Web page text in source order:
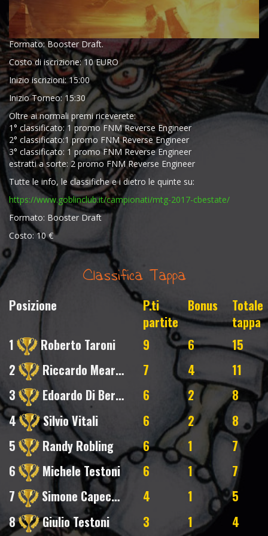
Formato: Booster Draft.
Costo di iscrizione: 10 EURO
Inizio iscrizioni: 15:00
Inizio Torneo: 15:30
Oltre ai normali premi riceverete:
1° classificato: 1 promo FNM Reverse Engineer
2° classificato:1 promo FNM Reverse Engineer
3° classificato: 1 promo FNM Reverse Engineer
estratti a sorte: 2 promo FNM Reverse Engineer
Tutte le info, le classifiche e i dietro le quinte su:
https://www.goblinclub.it/campionati/mtg-2017-cbestate/
Formato: Booster Draft
Costo: 10 €
Classifica Tappa
Posizione
P.ti
partite
Bonus
Totale
tappa
1
Roberto Taroni 9 6
15
2
Riccardo Mearini 7 4
11
3
Edoardo Di Bernardo 6 2
8
4
Silvio Vitali 6 2
8
5
Randy Robling 6 1
7
6
Michele Testoni 6 1
7
7
Simone Capecchi 4 1
5
8
Giulio Testoni 3 1 4